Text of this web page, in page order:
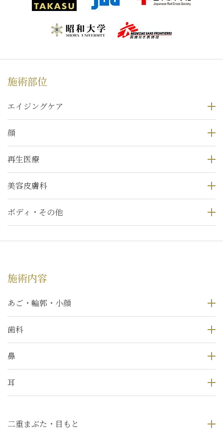
施術部位
エイジングケア
顔
再生医療
美容皮膚科
ボディ・その他
施術内容
あご・輪郭・小顔
歯科
鼻
耳
二重まぶた・目もと